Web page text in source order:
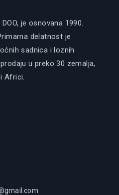
je osnovana 1990.
delatnost je
sadnica i loznih
u preko 30 zemalja,
Africi.